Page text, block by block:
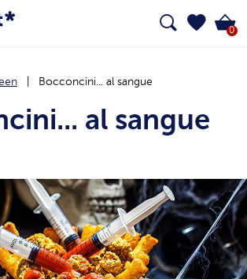
0
Bocconcini... al sangue
al sangue